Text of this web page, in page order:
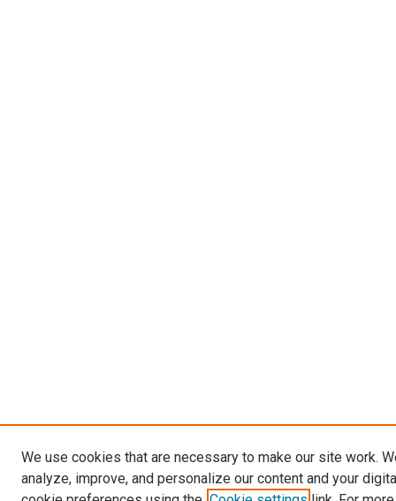
We use cookies that are necessary to make our site work.
analyze, improve, and personalize our content and your